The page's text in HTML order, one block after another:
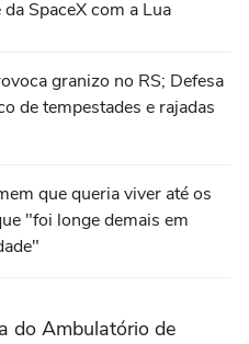
SpaceX com a Lua
granizo no RS; Defesa
de tempestades e rajadas
que queria viver até os
"foi longe demais em
do Ambulatório de